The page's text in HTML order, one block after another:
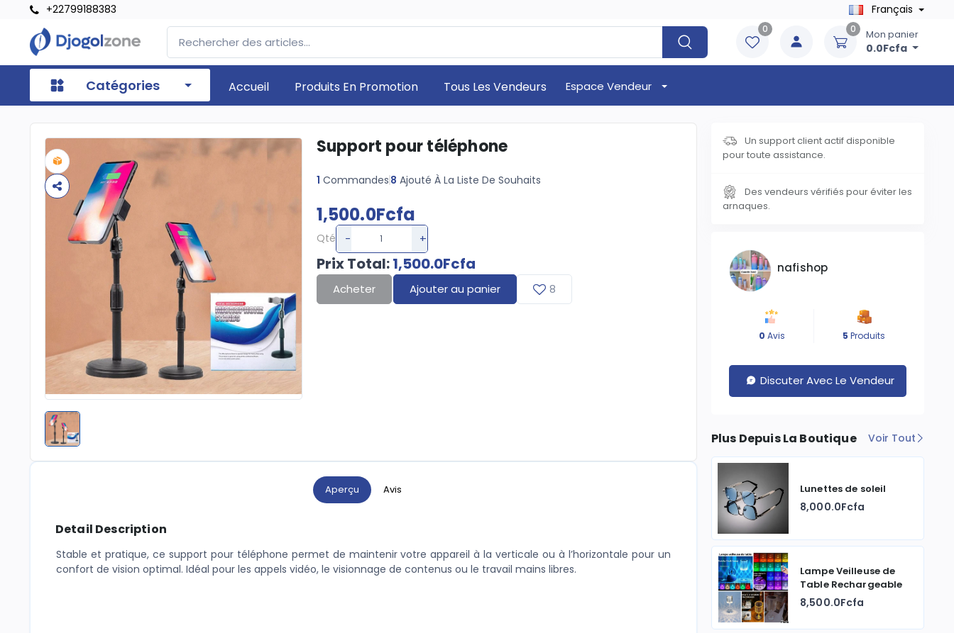
+22799188383 Français
0 0 Mon panier
0.0Fcfa
Catégories Accueil Produits En Promotion Tous Les Vendeurs Espace Vendeur
Support pour téléphone
1 Commandes8 Ajouté À La Liste De Souhaits
1,500.0Fcfa
Qté - +
Prix Total:1,500.0Fcfa
Acheter Ajouter au panier 8
Aperçu Avis
Detail Description
Stable et pratique, ce support pour téléphone permet de maintenir votre appareil à la verticale ou à l’horizontale pour un
confort de vision optimal. Idéal pour les appels vidéo, le visionnage de contenus ou le travail mains libres.
Un support client actif disponible
pour toute assistance.
Des vendeurs vérifiés pour éviter les
arnaques.
nafishop
0 Avis 5 Produits
Discuter Avec Le Vendeur
Plus Depuis La Boutique Voir Tout
Lunettes de soleil
8,000.0Fcfa
Lampe Veilleuse de
Table Rechargeable
8,500.0Fcfa